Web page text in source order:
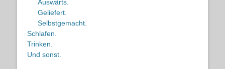
Auswärts.
Geliefert.
Selbstgemacht.
Schlafen.
Trinken.
Und sonst.